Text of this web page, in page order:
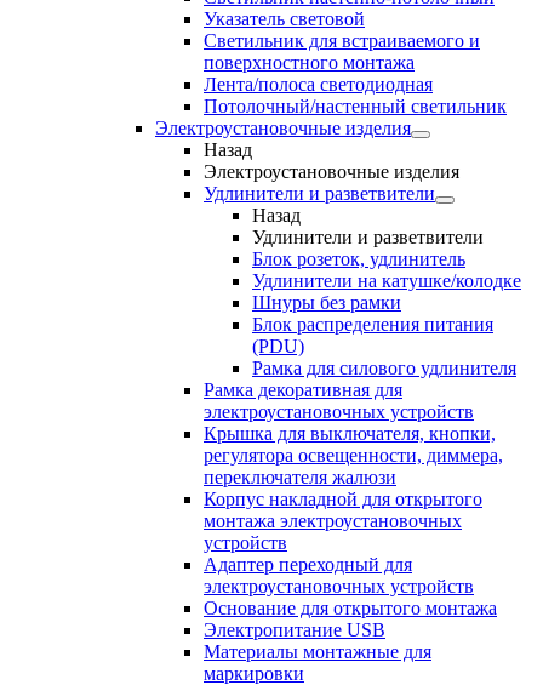
Указатель световой
Светильник для встраиваемого и
поверхностного монтажа
Лента/полоса светодиодная
Потолочный/настенный светильник
Электроустановочные изделия
Назад
Электроустановочные изделия
Удлинители и разветвители
Назад
Удлинители и разветвители
Блок розеток, удлинитель
Удлинители на катушке/колодке
Шнуры без рамки
Блок распределения питания
(PDU)
Рамка для силового удлинителя
Рамка декоративная для
электроустановочных устройств
Крышка для выключателя, кнопки,
регулятора освещенности, диммера,
переключателя жалюзи
Корпус накладной для открытого
монтажа электроустановочных
устройств
Адаптер переходный для
электроустановочных устройств
Основание для открытого монтажа
Электропитание USB
Материалы монтажные для
маркировки